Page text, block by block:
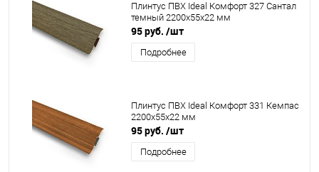
Плинтус ПВХ Ideal Комфорт 327 Сантал
темный 2200x55x22 мм
95 руб. /шт
Подробнее
Плинтус ПВХ Ideal Комфорт 331 Кемпас
2200x55x22 мм
95 руб. /шт
Подробнее